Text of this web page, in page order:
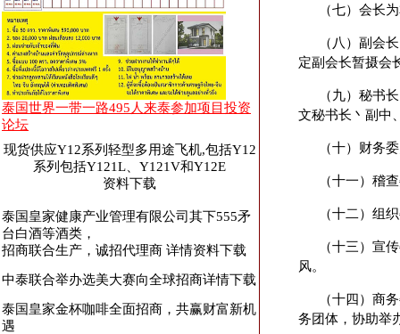
泰国世界一带一路495人来泰参加项目投资
论坛
现货供应Y12系列轻型多用途飞机,包括Y12
系列包括Y121L、Y121V和Y12E
资料下载
泰国皇家健康产业管理有限公司其下555矛
台白酒等酒类，
招商联合生产，诚招代理商 详情资料下载
中泰联合举办选美大赛向全球招商详情下载
泰国皇家金杯咖啡全面招商，共赢财富新机
遇
（七）会长
（八）副会
定副会长暂摄会
（九）秘书
文秘书长丶副中
（十）财务
（十一）稽
（十二）组
（十三）宣
风。
（十四）商
务团体，协助举